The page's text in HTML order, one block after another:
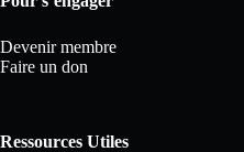
Devenir membre
Faire un don
Ressources Utiles